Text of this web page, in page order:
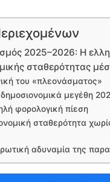
2025–2026: Η
σταθερότητας
του «πλεονάσματος»
μεγέθη
φορολογική πίεση
σταθερότητα
αδυναμία της